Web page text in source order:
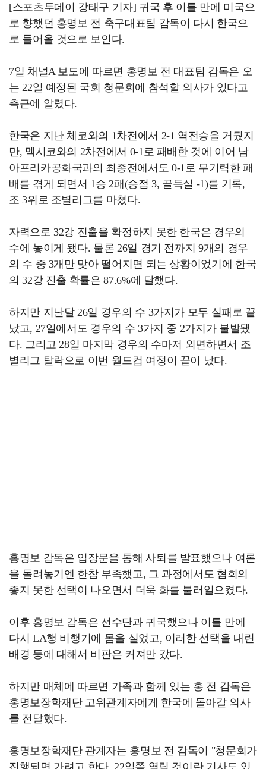
[스포츠투데이 강태구 기자] 귀국 후 이틀 만에 미국으
로 향했던 홍명보 전 축구대표팀 감독이 다시 한국으
로 들어올 것으로 보인다.
7일 채널A 보도에 따르면 홍명보 전 대표팀 감독은 오
는 22일 예정된 국회 청문회에 참석할 의사가 있다고
측근에 알렸다.
한국은 지난 체코와의 1차전에서 2-1 역전승을 거뒀지
만, 멕시코와의 2차전에서 0-1로 패배한 것에 이어 남
아프리카공화국과의 최종전에서도 0-1로 무기력한 패
배를 겪게 되면서 1승 2패(승점 3, 골득실 -1)를 기록,
조 3위로 조별리그를 마쳤다.
자력으로 32강 진출을 확정하지 못한 한국은 경우의
수에 놓이게 됐다. 물론 26일 경기 전까지 9개의 경우
의 수 중 3개만 맞아 떨어지면 되는 상황이었기에 한국
의 32강 진출 확률은 87.6%에 달했다.
하지만 지난달 26일 경우의 수 3가지가 모두 실패로 끝
났고, 27일에서도 경우의 수 3가지 중 2가지가 불발됐
다. 그리고 28일 마지막 경우의 수마저 외면하면서 조
별리그 탈락으로 이번 월드컵 여정이 끝이 났다.
홍명보 감독은 입장문을 통해 사퇴를 발표했으나 여론
을 돌려놓기엔 한참 부족했고, 그 과정에서도 협회의
좋지 못한 선택이 나오면서 더욱 화를 불러일으켰다.
이후 홍명보 감독은 선수단과 귀국했으나 이틀 만에
다시 LA행 비행기에 몸을 실었고, 이러한 선택을 내린
배경 등에 대해서 비판은 커져만 갔다.
하지만 매체에 따르면 가족과 함께 있는 홍 전 감독은
홍명보장학재단 고위관계자에게 한국에 돌아갈 의사
를 전달했다.
홍명보장학재단 관계자는 홍명보 전 감독이 "청문회가
진행되면 가려고 한다. 22일쯤 열릴 것이란 기사도 있